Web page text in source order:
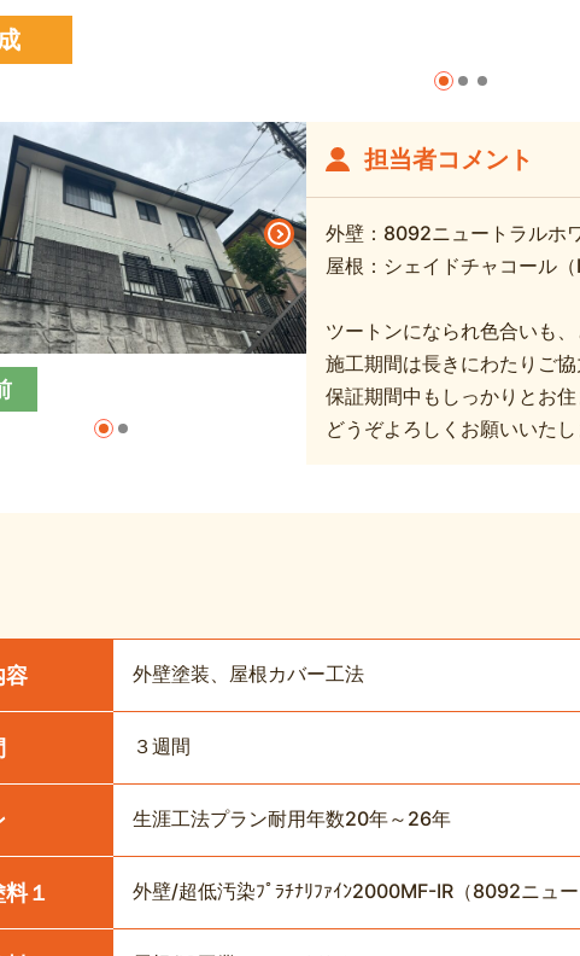
担当者コメント
外壁：8092ニュートラルホ
屋根：シェイドチャコール（
ツートンになられ色合いも
施工期間は長きにわたりご
保証期間中もしっかりとお
どうぞよろしくお願いいたし
容 外壁塗装、屋根カバー工法
３週間
生涯工法プラン耐用年数20年～26年
１ 外壁/超低汚染ﾌﾟﾗﾁﾅﾘﾌｧｲﾝ2000MF-IR（8092ニュ